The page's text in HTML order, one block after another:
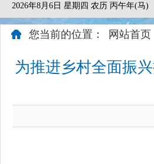
2026年8月6日 星期四 农历 丙午年(马)
您当前的位置： 网站首页
为推进乡村全面振